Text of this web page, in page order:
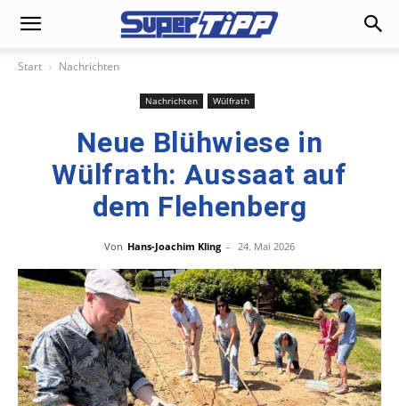
Start Nachrichten
Nachrichten Wülfrath
Neue Blühwiese in
Wülfrath: Aussaat auf
dem Flehenberg
Von Hans-Joachim Kling - 24. Mai 2026